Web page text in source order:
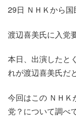
29日 ＮＨＫから
渡辺喜美氏に入党
本日、出演したと
れが渡辺喜美氏だ
今回はこの ＮＨＫ
党？について調べ